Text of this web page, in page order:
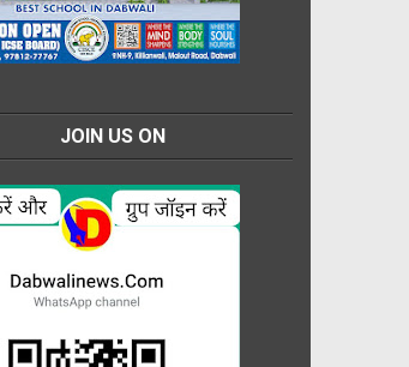
JOIN US ON